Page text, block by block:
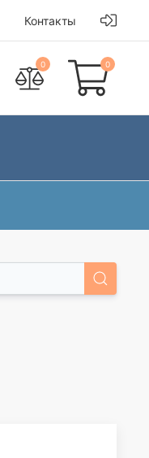
Контакты
0 0